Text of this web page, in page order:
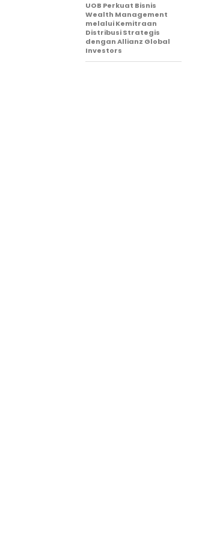
UOB Perkuat Bisnis
Wealth Management
melalui Kemitraan
Distribusi Strategis
dengan Allianz Global
Investors